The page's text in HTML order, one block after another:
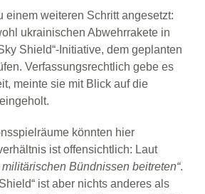
einem weiteren Schritt angesetzt:
ukrainischen Abwehrrakete in
Shield“-Initiative, dem geplanten
Verfassungsrechtlich gebe es
meinte sie mit Blick auf die
könnten hier
ist offensichtlich: Laut
Bündnissen beitreten“.
ist aber nichts anderes als